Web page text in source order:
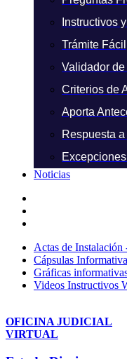
Instructivos
Trámite Fácil
Validador
Criterios de
Aporta
Respuesta
Noticias
Actas de Instalación
Cápsulas
Gráficas
Videos Instructivos
OFICINA JUDICIAL
VIRTUAL